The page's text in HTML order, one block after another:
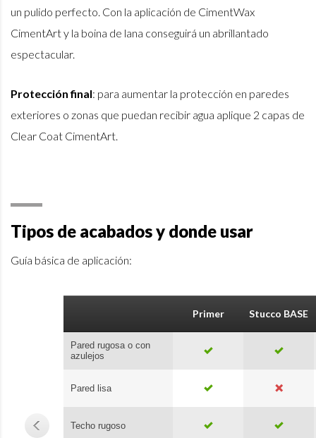
un pulido perfecto. Con la aplicación de CimentWax
CimentArt y la boina de lana conseguirá un abrillantado
espectacular.
Protección final: para aumentar la protección en paredes
exteriores o zonas que puedan recibir agua aplique 2 capas de
Clear Coat CimentArt.
Tipos de acabados y donde usar
Guía básica de aplicación:
Pared rugosa o con
azulejos
Pared lisa
Techo rugoso
Primer Stucco BASE